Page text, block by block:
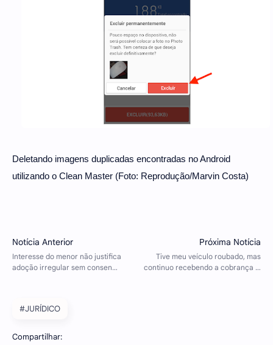
Deletando imagens duplicadas encontradas no Android
utilizando o Clean Master (Foto: Reprodução/Marvin Costa)
#JURÍDICO